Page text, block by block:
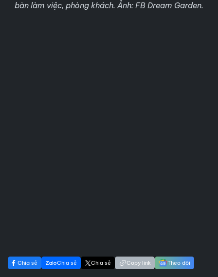
bàn làm việc, phòng khách. Ảnh: FB Dream Garden.
Chia sẻ Chia sẻ Chia sẻ Copy link Theo dõi